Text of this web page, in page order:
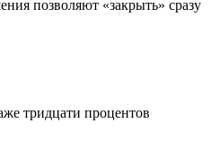
позволяют «закрыть» сразу
тридцати процентов